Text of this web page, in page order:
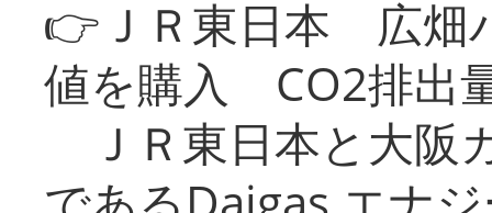
👉ＪＲ東日本 広畑
値を購入 CO2排出
ＪＲ東日本と大阪